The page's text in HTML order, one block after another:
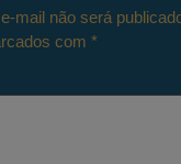
mail não será
com *